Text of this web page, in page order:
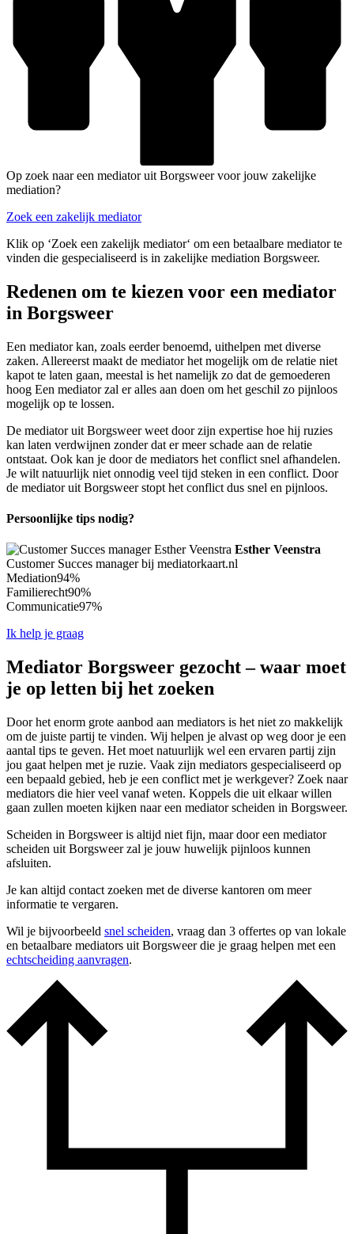
Op zoek naar een mediator uit Borgsweer voor jouw zakelijke
mediation?
Zoek een zakelijk mediator
Klik op ‘Zoek een zakelijk mediator‘ om een betaalbare mediator te
vinden die gespecialiseerd is in zakelijke mediation Borgsweer.
Redenen om te kiezen voor een mediator
in Borgsweer
Een mediator kan, zoals eerder benoemd, uithelpen met diverse
zaken. Allereerst maakt de mediator het mogelijk om de relatie niet
kapot te laten gaan, meestal is het namelijk zo dat de gemoederen
hoog Een mediator zal er alles aan doen om het geschil zo pijnloos
mogelijk op te lossen.
De mediator uit Borgsweer weet door zijn expertise hoe hij ruzies
kan laten verdwijnen zonder dat er meer schade aan de relatie
ontstaat. Ook kan je door de mediators het conflict snel afhandelen.
Je wilt natuurlijk niet onnodig veel tijd steken in een conflict. Door
de mediator uit Borgsweer stopt het conflict dus snel en pijnloos.
Persoonlijke tips nodig?
Esther Veenstra
Customer Succes manager bij mediatorkaart.nl
Mediation94%
Familierecht90%
Communicatie97%
Ik help je graag
Mediator Borgsweer gezocht – waar moet
je op letten bij het zoeken
Door het enorm grote aanbod aan mediators is het niet zo makkelijk
om de juiste partij te vinden. Wij helpen je alvast op weg door je een
aantal tips te geven. Het moet natuurlijk wel een ervaren partij zijn
jou gaat helpen met je ruzie. Vaak zijn mediators gespecialiseerd op
een bepaald gebied, heb je een conflict met je werkgever? Zoek naar
mediators die hier veel vanaf weten. Koppels die uit elkaar willen
gaan zullen moeten kijken naar een mediator scheiden in Borgsweer.
Scheiden in Borgsweer is altijd niet fijn, maar door een mediator
scheiden uit Borgsweer zal je jouw huwelijk pijnloos kunnen
afsluiten.
Je kan altijd contact zoeken met de diverse kantoren om meer
informatie te vergaren.
Wil je bijvoorbeeld snel scheiden, vraag dan 3 offertes op van lokale
en betaalbare mediators uit Borgsweer die je graag helpen met een
echtscheiding aanvragen.